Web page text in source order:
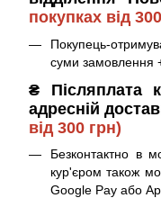
покупках від
Покупець-
суми замовлення
₴ Післяплата
адресній
від 300 грн)
Безконтактно в
кур'єром також
Google Pay або